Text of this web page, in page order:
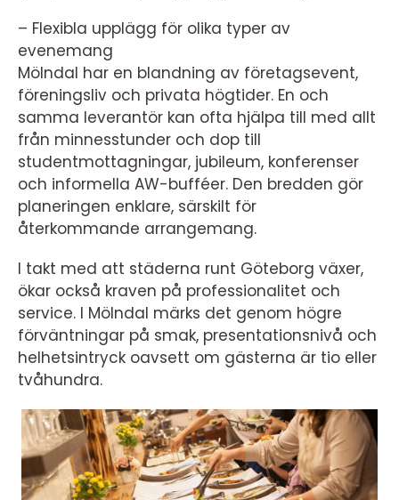
– Flexibla upplägg för olika typer av
evenemang
Mölndal har en blandning av företagsevent,
föreningsliv och privata högtider. En och
samma leverantör kan ofta hjälpa till med allt
från minnesstunder och dop till
studentmottagningar, jubileum, konferenser
och informella AW-bufféer. Den bredden gör
planeringen enklare, särskilt för
återkommande arrangemang.
I takt med att städerna runt Göteborg växer,
ökar också kraven på professionalitet och
service. I Mölndal märks det genom högre
förväntningar på smak, presentationsnivå och
helhetsintryck oavsett om gästerna är tio eller
tvåhundra.